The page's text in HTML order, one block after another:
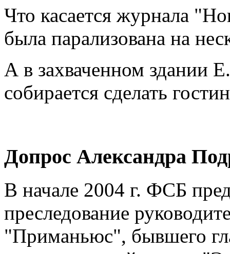
Что касается журнала
была парализована на
А в захваченном здании
собирается сделать
Допрос Александра
В начале 2004 г. ФСБ
преследование
"Приманьюс", бывшего